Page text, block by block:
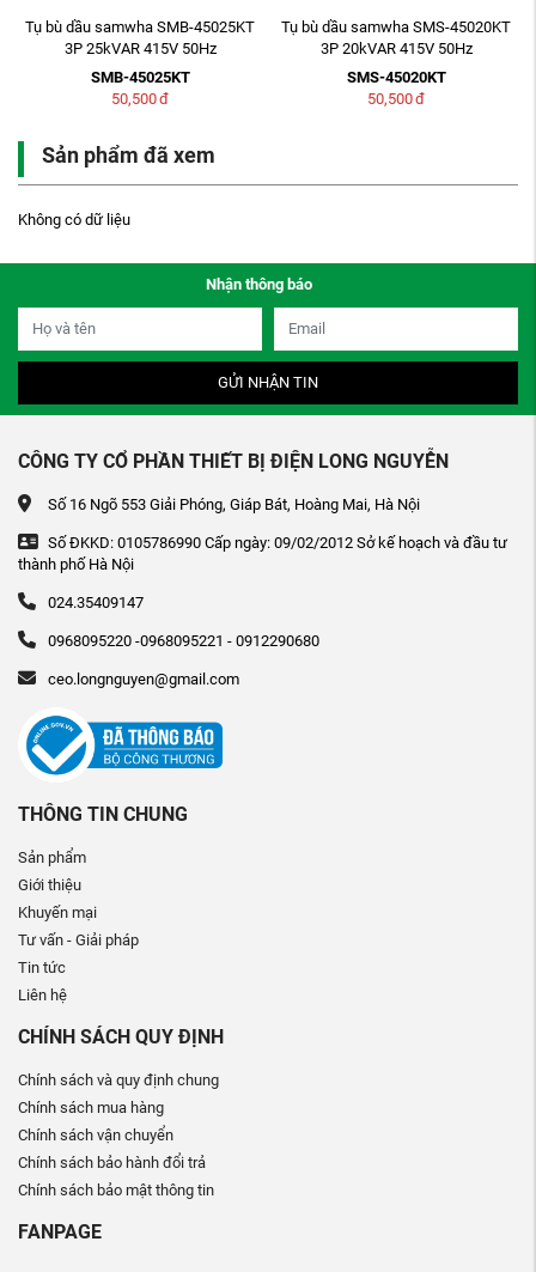
Tụ bù dầu samwha SMB-45025KT
3P 25kVAR 415V 50Hz
SMB-45025KT
50,500đ
Tụ bù dầu samwha SMS-45020KT
3P 20kVAR 415V 50Hz
SMS-45020KT
50,500đ
Sản phẩm đã xem
Không có dữ liệu
Nhận thông báo
GỬI NHẬN TIN
CÔNG TY CỔ PHẦN THIẾT BỊ ĐIỆN LONG NGUYỄN
Số 16 Ngõ 553 Giải Phóng, Giáp Bát, Hoàng Mai, Hà Nội
Số ĐKKD: 0105786990 Cấp ngày: 09/02/2012 Sở kế hoạch và đầu tư
thành phố Hà Nội
024.35409147
0968095220 -0968095221 - 0912290680
ceo.longnguyen@gmail.com
THÔNG TIN CHUNG
Sản phẩm
Giới thiệu
Khuyến mại
Tư vấn - Giải pháp
Tin tức
Liên hệ
CHÍNH SÁCH QUY ĐỊNH
Chính sách và quy định chung
Chính sách mua hàng
Chính sách vận chuyển
Chính sách bảo hành đổi trả
Chính sách bảo mật thông tin
FANPAGE